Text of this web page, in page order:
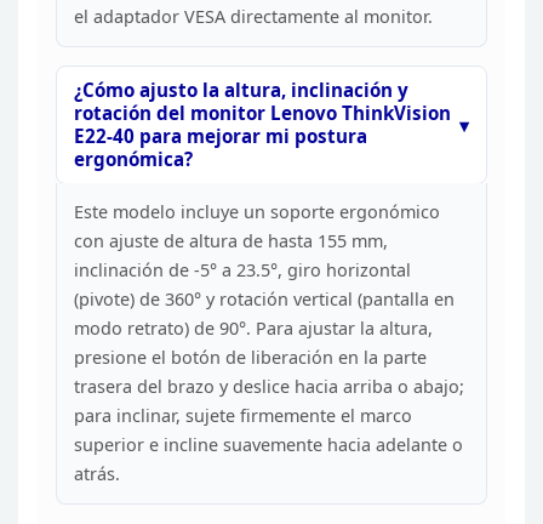
el adaptador VESA directamente al monitor.
¿Cómo ajusto la altura, inclinación y
rotación del monitor Lenovo ThinkVision
E22-40 para mejorar mi postura
ergonómica?
Este modelo incluye un soporte ergonómico
con ajuste de altura de hasta 155 mm,
inclinación de -5° a 23.5°, giro horizontal
(pivote) de 360° y rotación vertical (pantalla en
modo retrato) de 90°. Para ajustar la altura,
presione el botón de liberación en la parte
trasera del brazo y deslice hacia arriba o abajo;
para inclinar, sujete firmemente el marco
superior e incline suavemente hacia adelante o
atrás.